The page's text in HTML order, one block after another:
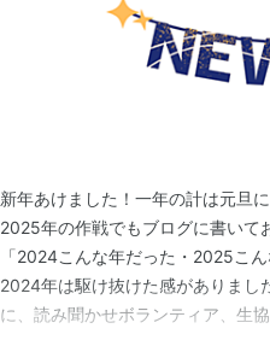
新年あけました！一年の計は元旦
2025年の作戦でもブログに書いて
「2024こんな年だった・2025こ
2024年は駆け抜けた感がありまし
に、読み聞かせボランティア、生